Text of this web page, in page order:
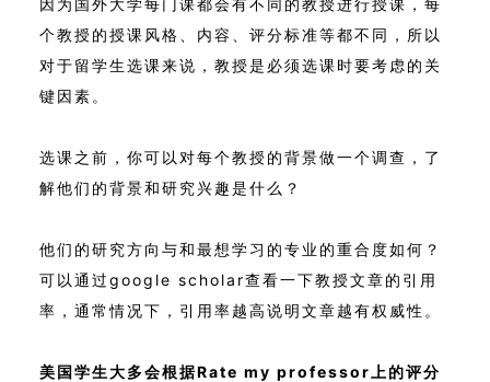
个教授的授课风格、内容、评分标准等都不同，所以
对于留学生选课来说，教授是必须选课时要考虑的关
键因素。
选课之前，你可以对每个教授的背景做一个调查，了
解他们的背景和研究兴趣是什么？
他们的研究方向与和最想学习的专业的重合度如何？
可以通过google scholar查看一下教授文章的引用
率，通常情况下，引用率越高说明文章越有权威性。
美国学生大多会根据Rate my professor上的评分